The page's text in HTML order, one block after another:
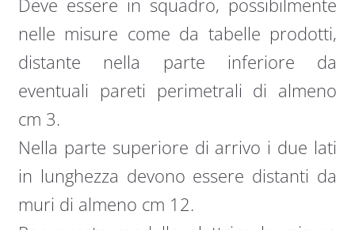
Deve essere in squadro, possibilmente
nelle misure come da tabelle prodotti,
distante nella parte inferiore da
eventuali pareti perimetrali di almeno
cm 3.
Nella parte superiore di arrivo i due lati
in lunghezza devono essere distanti da
muri di almeno cm 12.